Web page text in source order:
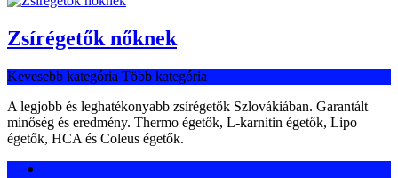
Zsírégetők nőknek
Kevesebb kategória Több kategória
A legjobb és leghatékonyabb zsírégetők Szlovákiában. Garantált
minőség és eredmény. Thermo égetők, L-karnitin égetők, Lipo
égetők, HCA és Coleus égetők.